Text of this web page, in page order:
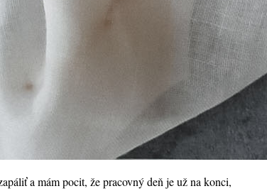
a mám pocit, že pracovný deň je už na konci,